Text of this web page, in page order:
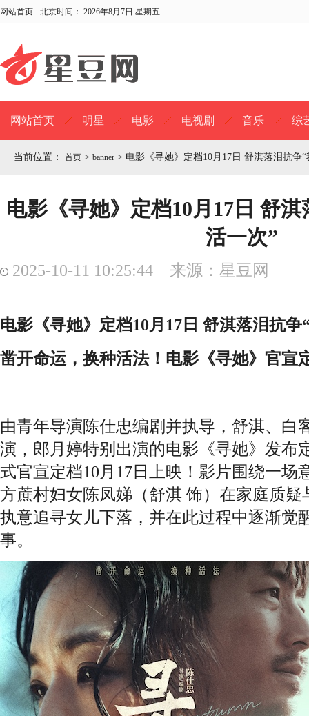
网站首页 北京时间： 2026年8月7日 星期五
网站首页 明星 电影 电视剧 音乐 综
当前位置： 首页 > banner > 电影《寻她》定档10月17日 舒淇落泪抗争
电影《寻她》定档10月17日 舒
活一次”
2025-10-11 10:25:44 来源：星豆网
电影《寻她》定档10月17日 舒淇落泪抗争
凿开命运，换种活法！电影《寻她》官宣
由青年导演陈仕忠编剧并执导，舒淇、白
演，郎月婷特别出演的电影《寻她》发布
式官宣定档10月17日上映！影片围绕一场
方蔗村妇女陈凤娣（舒淇 饰）在家庭质
执意追寻女儿下落，并在此过程中逐渐觉
事。